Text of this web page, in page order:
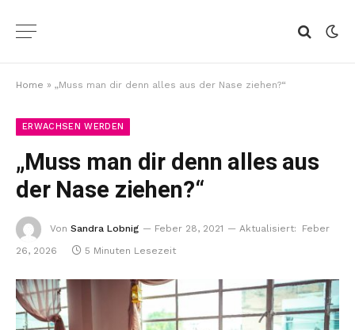
Home » „Muss man dir denn alles aus der Nase ziehen?“
ERWACHSEN WERDEN
„Muss man dir denn alles aus
der Nase ziehen?“
Von Sandra Lobnig Feber 28, 2021 Aktualisiert:
Feber
26, 2026
5 Minuten Lesezeit